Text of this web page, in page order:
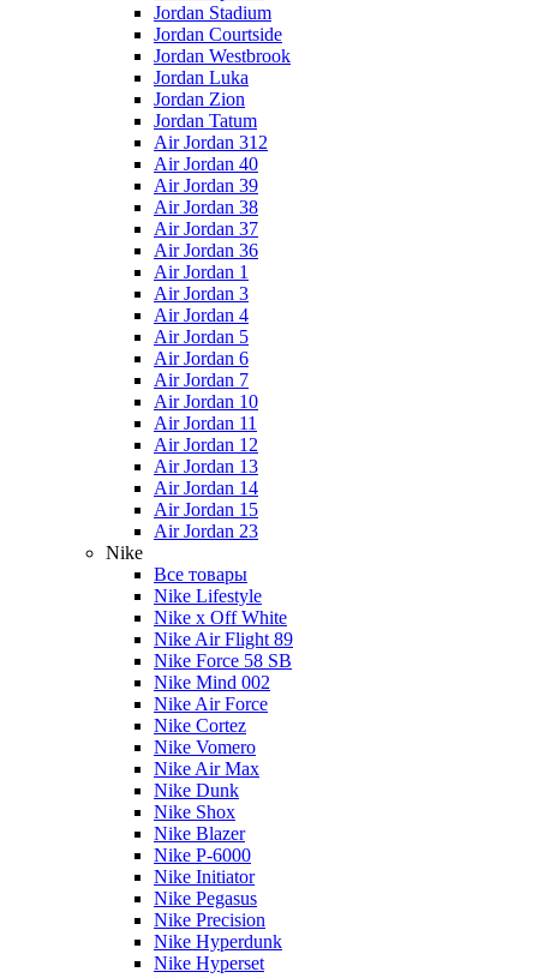
Jordan Stadium
Jordan Courtside
Jordan Westbrook
Jordan Luka
Jordan Zion
Jordan Tatum
Air Jordan 312
Air Jordan 40
Air Jordan 39
Air Jordan 38
Air Jordan 37
Air Jordan 36
Air Jordan 1
Air Jordan 3
Air Jordan 4
Air Jordan 5
Air Jordan 6
Air Jordan 7
Air Jordan 10
Air Jordan 11
Air Jordan 12
Air Jordan 13
Air Jordan 14
Air Jordan 15
Air Jordan 23
Nike
Все товары
Nike Lifestyle
Nike x Off White
Nike Air Flight 89
Nike Force 58 SB
Nike Mind 002
Nike Air Force
Nike Cortez
Nike Vomero
Nike Air Max
Nike Dunk
Nike Shox
Nike Blazer
Nike P-6000
Nike Initiator
Nike Pegasus
Nike Precision
Nike Hyperdunk
Nike Hyperset